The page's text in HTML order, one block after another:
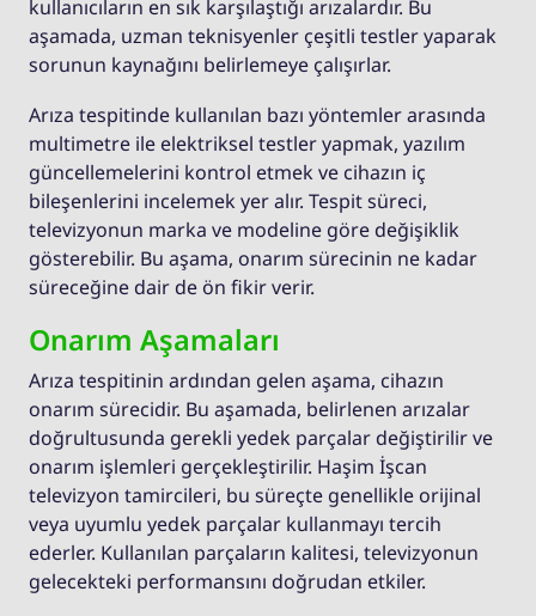
kullanıcıların en sık karşılaştığı arızalardır. Bu
aşamada, uzman teknisyenler çeşitli testler yaparak
sorunun kaynağını belirlemeye çalışırlar.
Arıza tespitinde kullanılan bazı yöntemler arasında
multimetre ile elektriksel testler yapmak, yazılım
güncellemelerini kontrol etmek ve cihazın iç
bileşenlerini incelemek yer alır. Tespit süreci,
televizyonun marka ve modeline göre değişiklik
gösterebilir. Bu aşama, onarım sürecinin ne kadar
süreceğine dair de ön fikir verir.
Onarım Aşamaları
Arıza tespitinin ardından gelen aşama, cihazın
onarım sürecidir. Bu aşamada, belirlenen arızalar
doğrultusunda gerekli yedek parçalar değiştirilir ve
onarım işlemleri gerçekleştirilir. Haşim İşcan
televizyon tamircileri, bu süreçte genellikle orijinal
veya uyumlu yedek parçalar kullanmayı tercih
ederler. Kullanılan parçaların kalitesi, televizyonun
gelecekteki performansını doğrudan etkiler.